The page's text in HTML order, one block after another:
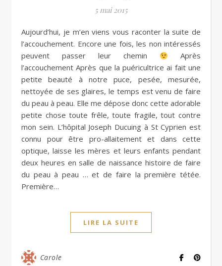
5 mai 2015
Aujourd’hui, je m’en viens vous raconter la suite de
l’accouchement. Encore une fois, les non intéressés
peuvent passer leur chemin
Après
l’accouchement Après que la puéricultrice ai fait une
petite beauté à notre puce, pesée, mesurée,
nettoyée de ses glaires, le temps est venu de faire
du peau à peau. Elle me dépose donc cette adorable
petite chose toute frêle, toute fragile, tout contre
mon sein. L’hôpital Joseph Ducuing à St Cyprien est
connu pour être pro-allaitement et dans cette
optique, laisse les mères et leurs enfants pendant
deux heures en salle de naissance histoire de faire
du peau à peau … et de faire la première tétée.
Première…
LIRE LA SUITE
Carole